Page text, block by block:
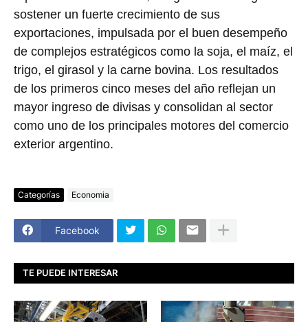
sostener un fuerte crecimiento de sus
exportaciones, impulsada por el buen desempeño
de complejos estratégicos como la soja, el maíz, el
trigo, el girasol y la carne bovina. Los resultados
de los primeros cinco meses del año reflejan un
mayor ingreso de divisas y consolidan al sector
como uno de los principales motores del comercio
exterior argentino.
Categorías Economia
Facebook
TE PUEDE INTERESAR